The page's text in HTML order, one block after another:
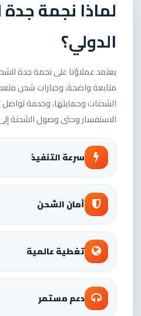
لماذا نجمة
الدولي؟
يعتمد عملاؤنا على نجمة جدة
متابعة واضحة، وخيارات شحن
الشحنات وحمايتها، وخدمة
الاستفسار وحتى وصول الشحنة
سرعة التنفيذ
أمان الشحن
تغطية عالمية
دعم مستمر